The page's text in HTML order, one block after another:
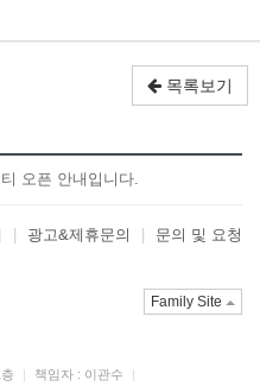
목록보기
오픈 안내입니다.
광고&제휴문의
문의 및 요청
Family Site
| 책임자 : 이관수 |